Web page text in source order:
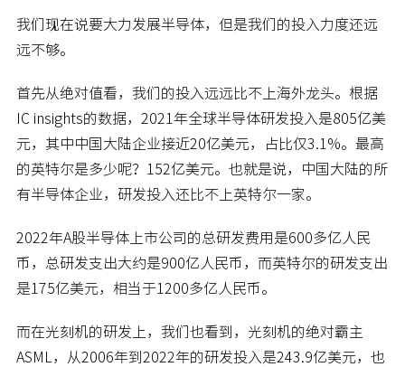
我们现在说要大力发展半导体，但是我们的投入力度还远
远不够。
首先从绝对值看，我们的投入远远比不上海外龙头。根据
IC insights的数据，2021年全球半导体研发投入是805亿美
元，其中中国大陆企业接近20亿美元，占比仅3.1%。最高
的英特尔是多少呢？152亿美元。也就是说，中国大陆的所
有半导体企业，研发投入还比不上英特尔一家。
2022年A股半导体上市公司的总研发费用是600多亿人民
币，总研发支出大约是900亿人民币，而英特尔的研发支出
是175亿美元，相当于1200多亿人民币。
而在光刻机的研发上，我们也看到，光刻机的绝对霸主
ASML，从2006年到2022年的研发投入是243.9亿美元，也